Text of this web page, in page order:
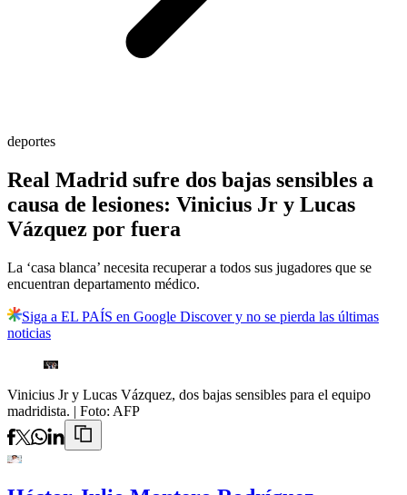
deportes
Real Madrid sufre dos bajas sensibles a
causa de lesiones: Vinicius Jr y Lucas
Vázquez por fuera
La ‘casa blanca’ necesita recuperar a todos sus jugadores que se
encuentran departamento médico.
Siga a EL PAÍS en Google Discover y no se pierda las últimas
noticias
Vinicius Jr y Lucas Vázquez, dos bajas sensibles para el equipo
madridista. | Foto: AFP